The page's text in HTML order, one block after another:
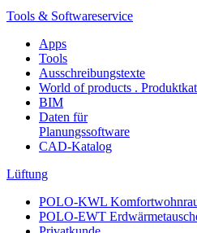
Tools & Softwareservice
Apps
Tools
Ausschreibungstexte
World of products .
BIM
Daten für
Planungssoftware
CAD-Katalog
Lüftung
POLO-KWL
POLO-EWT